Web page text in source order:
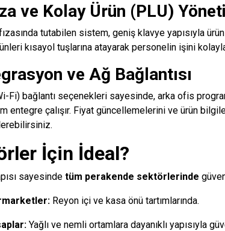
ve Kolay Ürün (PLU)
tutabilen sistem, geniş klavye yapısıyla ürün
kısayol tuşlarına atayarak personelin işini
ve Ağ Bağlantısı
Fi) bağlantı seçenekleri sayesinde, arka ofis
entegre çalışır. Fiyat güncellemelerini ve ürün
İçin İdeal?
sayesinde tüm perakende sektörlerinde
Reyon içi ve kasa önü tartımlarında.
Yağlı ve nemli ortamlara dayanıklı yapısıyla